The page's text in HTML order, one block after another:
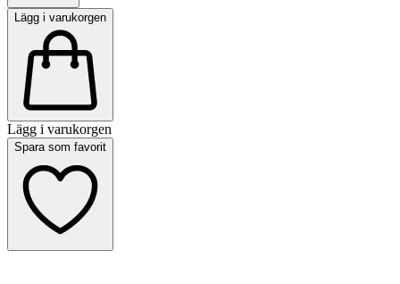
Lägg i varukorgen
Lägg i varukorgen
Spara som favorit